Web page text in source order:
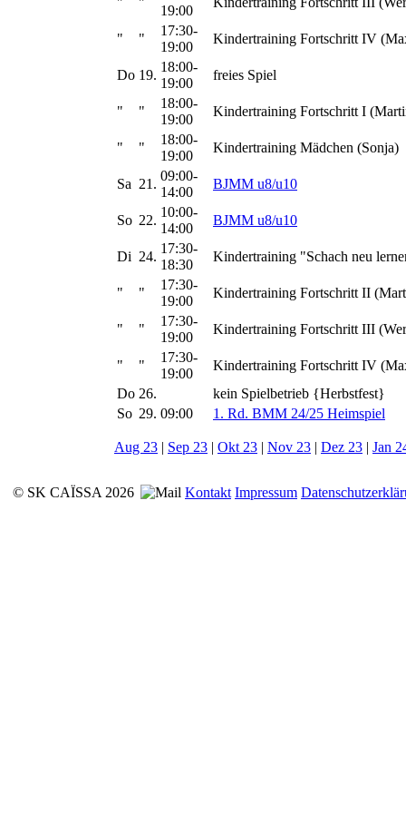
19:00
" "
17:30-
19:00
Kindertraining Fortschritt IV
Do 19.
18:00-
19:00
freies Spiel
" "
18:00-
19:00
Kindertraining Fortschritt I
" "
18:00-
19:00
Kindertraining Mädchen (Sonja)
Sa 21.
09:00-
14:00
BJMM u8/u10
So 22.
10:00-
14:00
BJMM u8/u10
Di 24.
17:30-
18:30
Kindertraining "Schach neu
" "
17:30-
19:00
Kindertraining Fortschritt II
" "
17:30-
19:00
Kindertraining Fortschritt III
" "
17:30-
19:00
Kindertraining Fortschritt IV
Do 26.
kein Spielbetrieb {Herbstfest}
So 29. 09:00 1. Rd. BMM 24/25 Heimspiel
Aug 23 | Sep 23 | Okt 23 | Nov 23 | Dez 23 | Jan
© SK CAÏSSA 2026 Kontakt Impressum